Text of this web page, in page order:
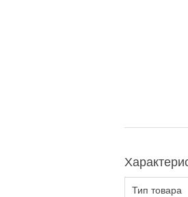
Тип товара